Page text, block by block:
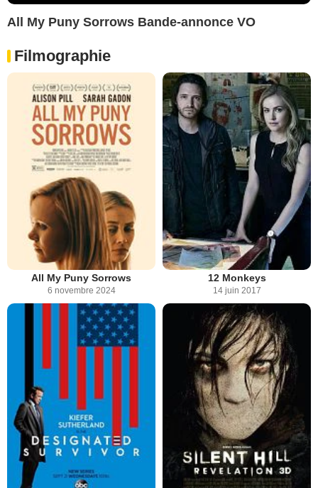
All My Puny Sorrows Bande-annonce VO
Filmographie
All My Puny Sorrows
6 novembre 2024
12 Monkeys
14 juin 2017